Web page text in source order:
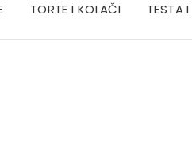
TORTE I KOLAČI TESTA